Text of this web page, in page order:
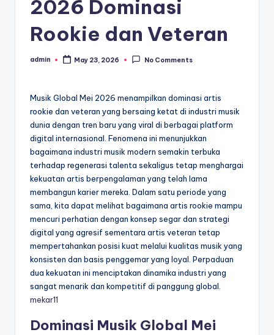
2026 Dominasi
Rookie dan Veteran
Posted
admin May 23, 2026 No Comments
Musik Global Mei 2026 menampilkan dominasi artis
rookie dan veteran yang bersaing ketat di industri musik
dunia dengan tren baru yang viral di berbagai platform
digital internasional. Fenomena ini menunjukkan
bagaimana industri musik modern semakin terbuka
terhadap regenerasi talenta sekaligus tetap menghargai
kekuatan artis berpengalaman yang telah lama
membangun karier mereka. Dalam satu periode yang
sama, kita dapat melihat bagaimana artis rookie mampu
mencuri perhatian dengan konsep segar dan strategi
digital yang agresif sementara artis veteran tetap
mempertahankan posisi kuat melalui kualitas musik yang
konsisten dan basis penggemar yang loyal. Perpaduan
dua kekuatan ini menciptakan dinamika industri yang
sangat menarik dan kompetitif di panggung global.
mekar11
Dominasi Musik Global Mei